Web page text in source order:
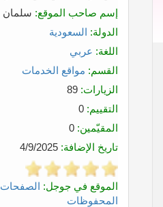
إسم صاحب الموقع: سلمان
الدولة: السعودية
اللغة: عربي
القسم: مواقع الخدمات
الزيارات:
التقييم:
المقيّمين:
تاريخ الإضافة:
الموقع في جوجل: الصفحات
المحفوظات